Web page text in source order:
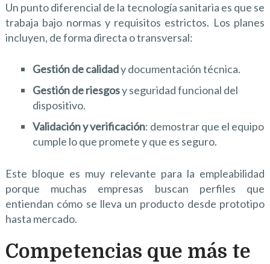
Un punto diferencial de la tecnología sanitaria es que se
trabaja bajo normas y requisitos estrictos. Los planes
incluyen, de forma directa o transversal:
Gestión de calidady documentación técnica.
Gestión de riesgosy seguridad funcional del
dispositivo.
Validación y verificación: demostrar que el equipo
cumple lo que promete y que es seguro.
Este bloque es muy relevante para la empleabilidad
porque muchas empresas buscan perfiles que
entiendan cómo se lleva un producto desde prototipo
hasta mercado.
Competencias que más te